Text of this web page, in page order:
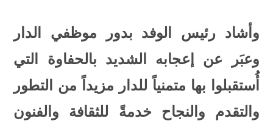
وأشاد رئيس الوفد بدور موظفي الدار
وعبَر عن إعجابه الشديد بالحفاوة التي
أُستقبلوا بها متمنياً للدار مزيداً من التطور
والتقدم والنجاح خدمةً للثقافة والفنون